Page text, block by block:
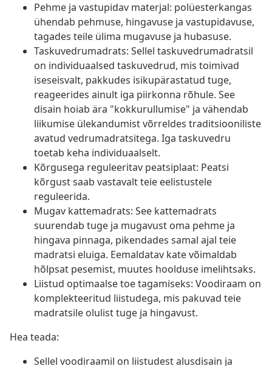
Pehme ja vastupidav materjal: polüesterkangas
ühendab pehmuse, hingavuse ja vastupidavuse,
tagades teile ülima mugavuse ja hubasuse.
Taskuvedrumadrats: Sellel taskuvedrumadratsil
on individuaalsed taskuvedrud, mis toimivad
iseseisvalt, pakkudes isikupärastatud tuge,
reageerides ainult iga piirkonna rõhule. See
disain hoiab ära "kokkurullumise" ja vähendab
liikumise ülekandumist võrreldes traditsiooniliste
avatud vedrumadratsitega. Iga taskuvedru
toetab keha individuaalselt.
Kõrgusega reguleeritav peatsiplaat: Peatsi
kõrgust saab vastavalt teie eelistustele
reguleerida.
Mugav kattemadrats: See kattemadrats
suurendab tuge ja mugavust oma pehme ja
hingava pinnaga, pikendades samal ajal teie
madratsi eluiga. Eemaldatav kate võimaldab
hõlpsat pesemist, muutes hoolduse imelihtsaks.
Liistud optimaalse toe tagamiseks: Voodiraam on
komplekteeritud liistudega, mis pakuvad teie
madratsile olulist tuge ja hingavust.
Hea teada:
Sellel voodiraamil on liistudest alusdisain ja